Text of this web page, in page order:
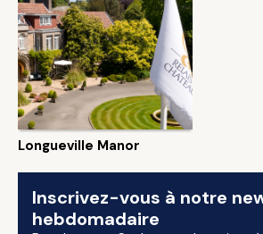
Longueville Manor
Inscrivez-vous à notre
hebdomadaire